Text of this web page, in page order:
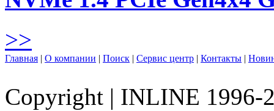
>>
Главная | О компании | Поиск | Сервис центр | Контакты |
Copyright | INLINE 1996-